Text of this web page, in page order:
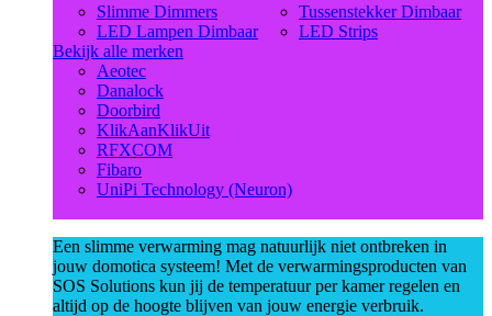
Slimme Dimmers
LED Lampen Dimbaar
Tussenstekker Dimbaar
LED Strips
Bekijk alle merken
Aeotec
Danalock
Doorbird
KlikAanKlikUit
RFXCOM
Fibaro
UniPi Technology (Neuron)
Een slimme verwarming mag natuurlijk niet ontbreken in
jouw domotica systeem! Met de verwarmingsproducten van
SOS Solutions kun jij de temperatuur per kamer regelen en
altijd op de hoogte blijven van jouw energie verbruik.